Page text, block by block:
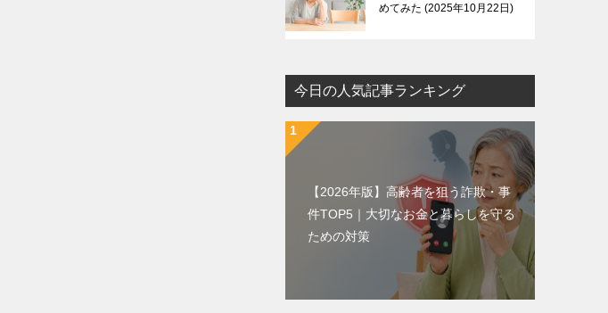
めてみた 2025年10月22日
今日の人気記事ランキング
【2026年版】高齢者を狙う詐欺・事
件TOP5｜大切なお金と暮らしを守る
ための対策